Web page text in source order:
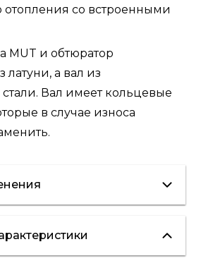
отопления со встроенными
MUT и обтюратор
латуни, а вал из
Вал имеет кольцевые
в случае износа
холодоснабжение